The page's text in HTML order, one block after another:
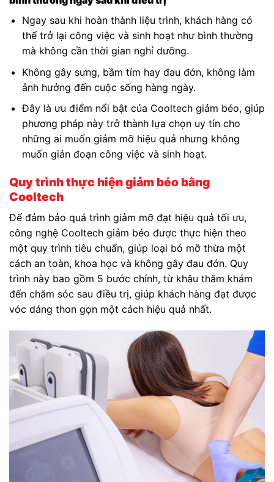
Ngay sau khi hoàn thành liệu trình, khách hàng có
thể trở lại công việc và sinh hoạt như bình thường
mà không cần thời gian nghỉ dưỡng.
Không gây sưng, bầm tím hay đau đớn, không làm
ảnh hưởng đến cuộc sống hàng ngày.
Đây là ưu điểm nổi bật của Cooltech giảm béo, giúp
phương pháp này trở thành lựa chọn uy tín cho
những ai muốn giảm mỡ hiệu quả nhưng không
muốn gián đoạn công việc và sinh hoạt.
Quy trình thực hiện giảm béo bằng
Cooltech
Để đảm bảo quá trình giảm mỡ đạt hiệu quả tối ưu,
công nghệ Cooltech giảm béo được thực hiện theo
một quy trình tiêu chuẩn, giúp loại bỏ mỡ thừa một
cách an toàn, khoa học và không gây đau đớn. Quy
trình này bao gồm 5 bước chính, từ khâu thăm khám
đến chăm sóc sau điều trị, giúp khách hàng đạt được
vóc dáng thon gọn một cách hiệu quả nhất.